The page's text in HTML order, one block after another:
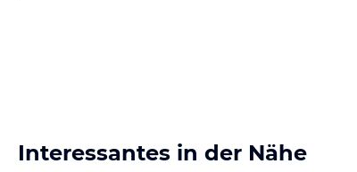
Interessantes in der Nähe